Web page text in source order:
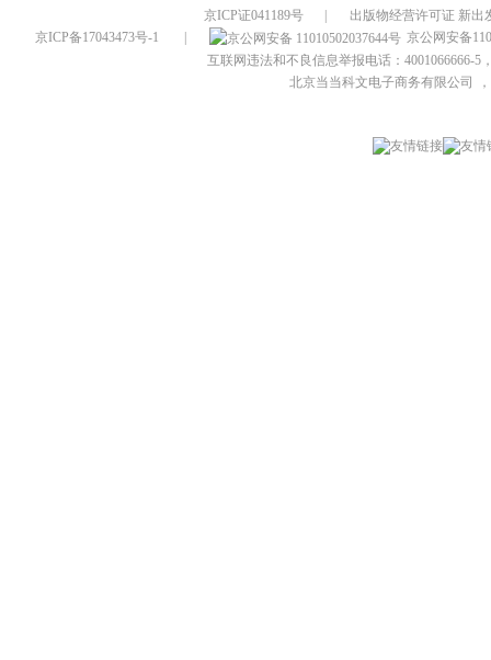
京ICP证041189号
出版物经营许可证 新出
京ICP备17043473号-1
京公网安备
互联网违法和不良信息举报电话：4001066666-5
北京当当科文电子商务有限公司